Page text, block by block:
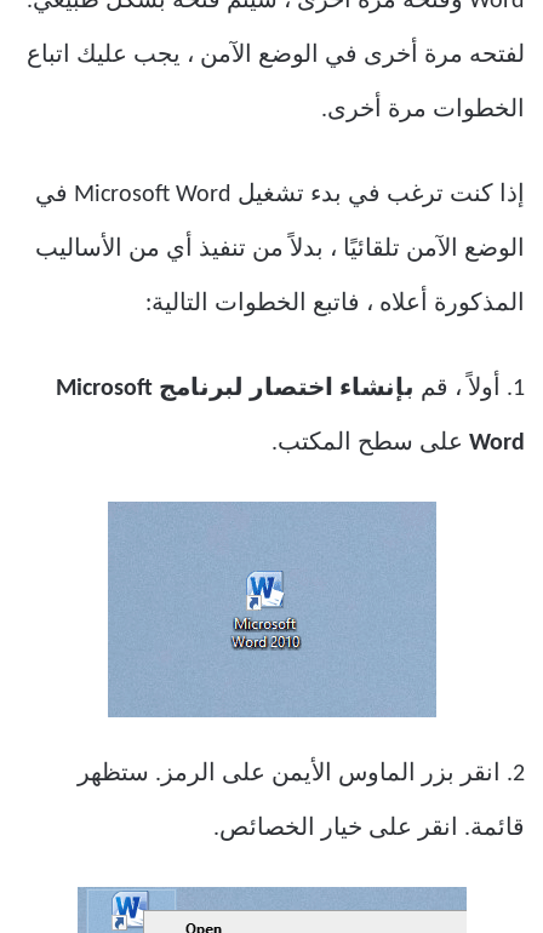
لفتحه مرة أخرى في الوضع الآمن ، يجب عليك اتباع
الخطوات مرة أخرى.
إذا كنت ترغب في بدء تشغيل Microsoft Word في
الوضع الآمن تلقائيًا ، بدلاً من تنفيذ أي من الأساليب
المذكورة أعلاه ، فاتبع الخطوات التالية:
1. أولاً ، قم بإنشاء اختصار لبرنامج Microsoft
Word على سطح المكتب.
2. انقر بزر الماوس الأيمن على الرمز. ستظهر
قائمة. انقر على خيار الخصائص.